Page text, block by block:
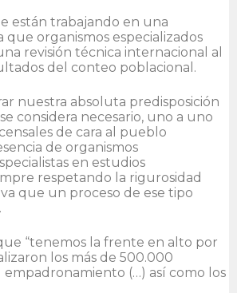
están trabajando en una
que organismos especializados
revisión técnica internacional al
del conteo poblacional.
nuestra absoluta predisposición
se considera necesario, uno a uno
de cara al pueblo
de organismos
en estudios
respetando la rigurosidad
que un proceso de ese tipo
“tenemos la frente en alto por
los más de 500.000
empadronamiento (…) así como los